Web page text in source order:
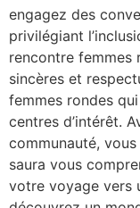
engagez des
privilégiant
rencontre femmes
sincères et
femmes rondes
centres d’intérêt.
communauté,
saura vous
votre voyage vers